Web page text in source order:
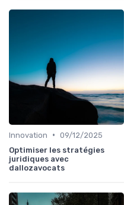
Innovation • 09/12/2025
Optimiser les stratégies
juridiques avec
dallozavocats